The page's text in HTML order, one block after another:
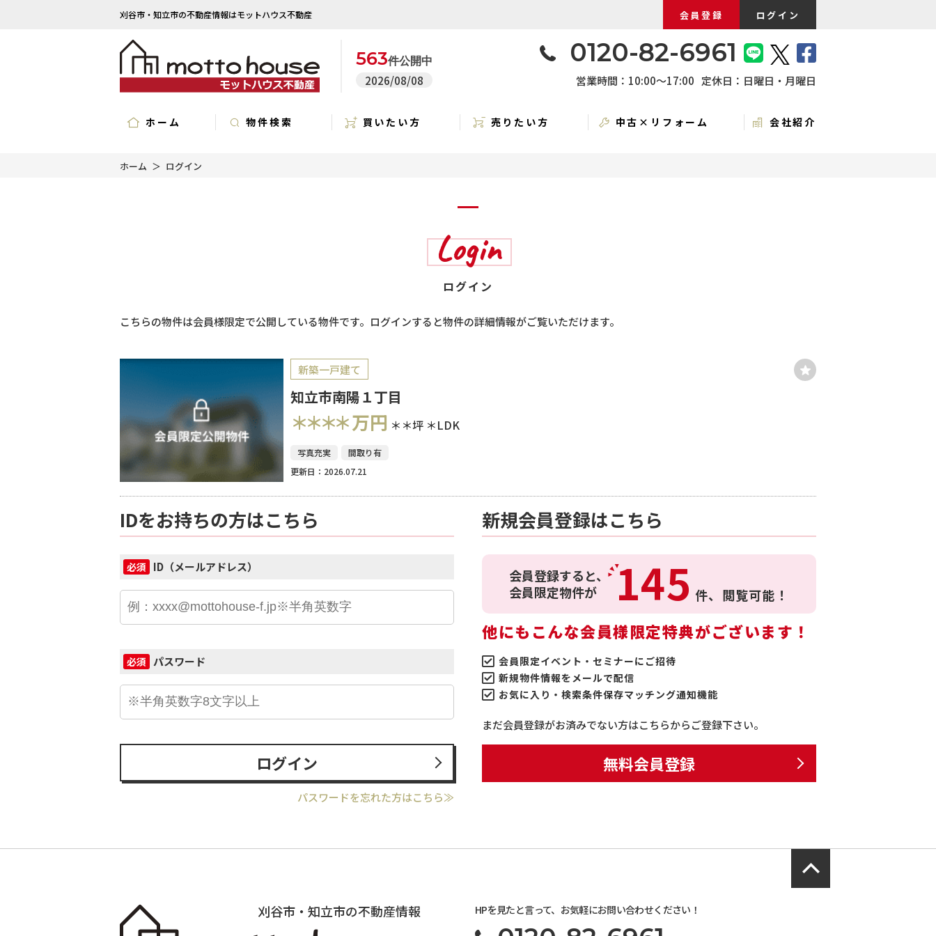
刈谷市・知立市の不動産情報はモットハウス不動産 会員登録 ログイン
563件公開中
2026/08/08
0120-82-6961
営業時間：10:00〜17:00 定休日：日曜日・月曜日
ホーム 物件検索 買いたい方 売りたい方 中古×リフォーム 会社紹介
ホーム ログイン
Login
ログイン
こちらの物件は会員様限定で公開している物件です。ログインすると物件の詳細情報がご覧いただけます。
新築一戸建て
知立市南陽１丁目
＊＊＊＊万円 ＊＊坪 ＊LDK
写真充実
間取り有
更新日：2026.07.21
IDをお持ちの方はこちら
必須 ID（メールアドレス）
必須 パスワード
ログイン
パスワードを忘れた方はこちら≫
新規会員登録はこちら
会員登録すると、
会員限定物件が
145 件、 閲覧可能！
他にもこんな会員様限定特典がございます！
会員限定イベント・セミナーにご招待
新規物件情報をメールで配信
お気に入り・検索条件保存マッチング通知機能
まだ会員登録がお済みでない方はこちらからご登録下さい。
無料会員登録
刈谷市・知立市の不動産情報 HPを見たと言って、お気軽にお問い合わせください！